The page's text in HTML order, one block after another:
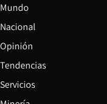
Mundo
Nacional
Opinión
Tendencias
Servicios